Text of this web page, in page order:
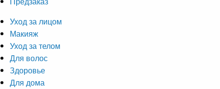
Уход за лицом
Макияж
Уход за телом
Для волос
Здоровье
Для дома